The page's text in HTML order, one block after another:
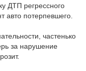
ДТП регрессного
авто потерпевшего.
частенько
за нарушение